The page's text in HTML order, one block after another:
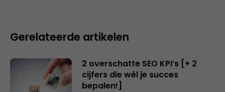
Gerelateerde artikelen
2 overschatte SEO KPI’s [+ 2
cijfers die wél je succes
bepalen!]